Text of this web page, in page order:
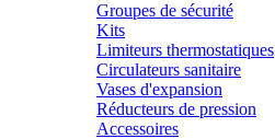
Groupes de sécurité
Kits
Limiteurs thermostatiques
Circulateurs sanitaire
Vases d'expansion
Réducteurs de pression
Accessoires